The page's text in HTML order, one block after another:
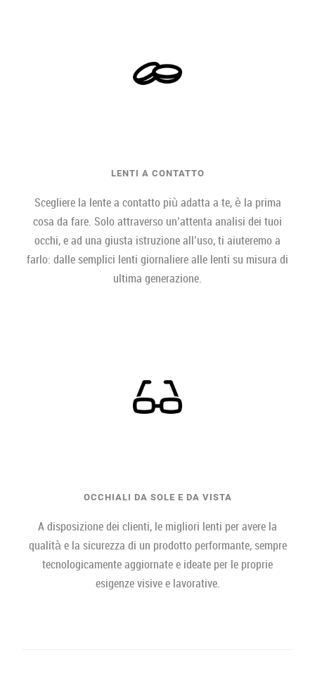
LENTI A CONTATTO
Scegliere la lente a contatto più adatta a te, è la prima
cosa da fare. Solo attraverso un’attenta analisi dei tuoi
occhi, e ad una giusta istruzione all’uso, ti aiuteremo a
farlo: dalle semplici lenti giornaliere alle lenti su misura di
ultima generazione.
OCCHIALI DA SOLE E DA VISTA
A disposizione dei clienti, le migliori lenti per avere la
qualità e la sicurezza di un prodotto performante, sempre
tecnologicamente aggiornate e ideate per le proprie
esigenze visive e lavorative.